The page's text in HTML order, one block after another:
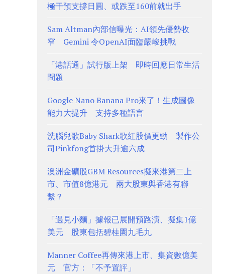
極干預支撐日圓、或跌至160前就出手
Sam Altman內部信曝光：AI領先優勢收
窄 Gemini 令OpenAI面臨嚴峻挑戰
「港話通」試行版上架 即時回應日常生活
問題
Google Nano Banana Pro來了！生成圖像
能力大提升 支持多種語言
洗腦兒歌Baby Shark歌紅股價更勁 製作公
司Pinkfong首掛大升逾六成
澳洲金礦股GBM Resources擬來港第二上
市、市值8億港元 兩大股東與香港有聯
繫？
「遇見小麵」據報已展開預路演、擬集1億
美元 股東包括碧桂園九毛九
Manner Coffee再傳來港上市、集資數億美
元 官方：「不予置評」